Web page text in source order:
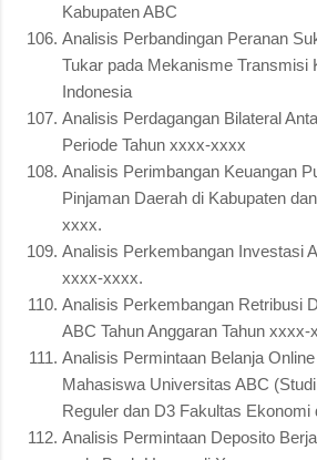
Kabupaten ABC
Analisis Perbandingan Peranan
Tukar pada Mekanisme Transmisi
Indonesia
Analisis Perdagangan Bilateral
Periode Tahun xxxx-xxxx
Analisis Perimbangan Keuangan
Pinjaman Daerah di Kabupaten
xxxx.
Analisis Perkembangan Investasi
xxxx-xxxx.
Analisis Perkembangan Retribusi
ABC Tahun Anggaran Tahun xxxx-
Analisis Permintaan Belanja
Mahasiswa Universitas ABC
Reguler dan D3 Fakultas Ekonomi
Analisis Permintaan Deposito